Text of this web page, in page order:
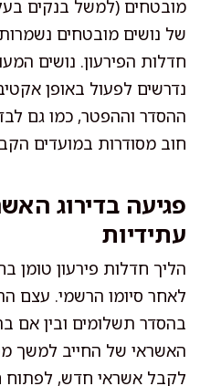
מובטחים (למשל בנקים
של נושים מובטחים
חדלות הפירעון. נושים
נדרשים לפעול באופן
ההסדר וההפטר, כמו גם
חוב מסודרות במועדים
פגיעה בדירוג
עתידיות
הליך חדלות פירעון טומן
לאחר סיומו הרשמי. עצם
בהסדר תשלומים ובין אם
האשראי של החייב למשך
לקבל אשראי חדש, לפתוח